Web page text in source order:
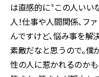
は直感的に〝この人いい
人！仕事や人間関係、
んですけど、悩み事を
素敵だなと思うので。僕
性の人に惹かれるのかも